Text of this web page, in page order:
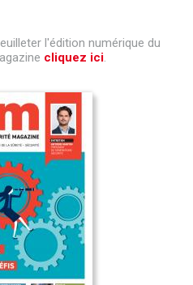
l'édition numérique du
cliquez ici.